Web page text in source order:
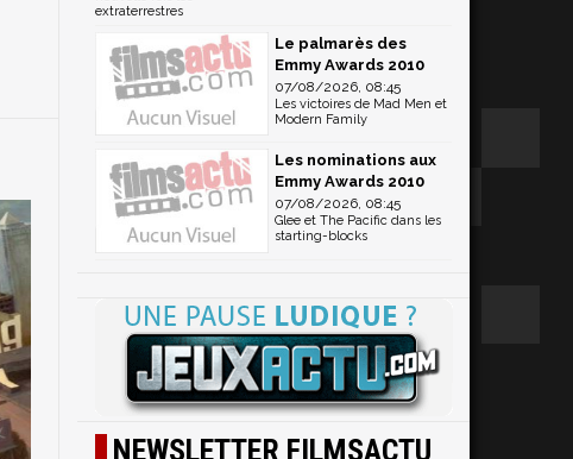
extraterrestres
Le palmarès des
Emmy Awards 2010
07/08/2026, 08:45
Les victoires de Mad Men et
Modern Family
Les nominations aux
Emmy Awards 2010
07/08/2026, 08:45
Glee et The Pacific dans les
starting-blocks
NEWSLETTER FILMSACTU